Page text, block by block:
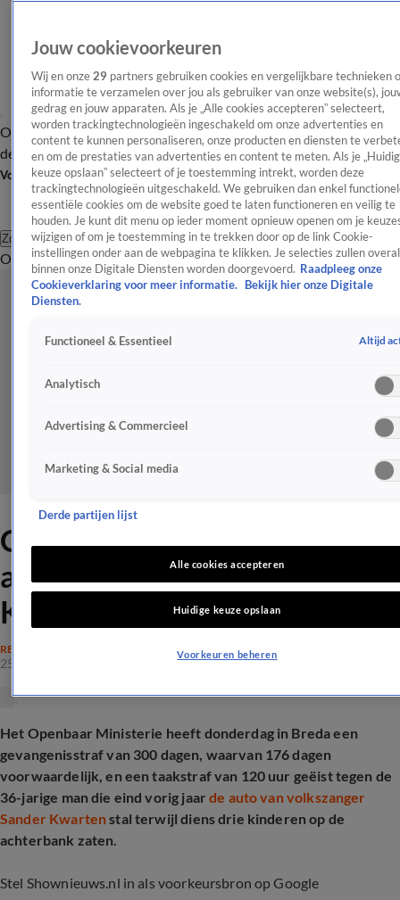
OverzichtAfleveringen Entertainment TV Algemeen
Tip
de redactieNieuwsbrief
Volg Shownieuws
Zoeken
OverzichtEntertainmentSpraakmakendRealityCrimeVideo's
OM eist cel voor man die
auto van volkszanger Sander
Kwarten met kinderen stal
RECHTSZAKEN
25 juni 2026, 16:35
Het Openbaar Ministerie heeft donderdag in Breda een
gevangenisstraf van 300 dagen, waarvan 176 dagen
voorwaardelijk, en een taakstraf van 120 uur geëist tegen de
36-jarige man die eind vorig jaarde auto van volkszanger
Sander Kwartenstal terwijl diens drie kinderen op de
achterbank zaten.
Stel Shownieuws.nl in als voorkeursbron op Google
Jouw cookievoorkeuren
Wij en onze 29 partners gebruiken cookies en vergelijkbare technieken
informatie te verzamelen over jou als gebruiker van onze website(s),
gedrag en jouw apparaten. Als je „Alle cookies accepteren” selecteert,
worden trackingtechnologieën ingeschakeld om onze advertenties en
content te kunnen personaliseren, onze producten en diensten te
en om de prestaties van advertenties en content te meten. Als je
keuze opslaan” selecteert of je toestemming intrekt, worden deze
trackingtechnologieën uitgeschakeld. We gebruiken dan enkel
essentiële cookies om de website goed te laten functioneren en veilig te
houden. Je kunt dit menu op ieder moment opnieuw openen om je
wijzigen of om je toestemming in te trekken door op de link Cookie-
instellingen onder aan de webpagina te klikken. Je selecties zullen overal
binnen onze Digitale Diensten worden doorgevoerd. Raadpleeg onze
Cookieverklaring voor meer informatie.
Bekijk hier onze Digitale
Diensten.
Functioneel & Essentieel Altijd
Analytisch
Advertising & Commercieel
Marketing & Social media
Derde partijen lijst
Alle cookies accepteren
Huidige keuze opslaan
Voorkeuren beheren